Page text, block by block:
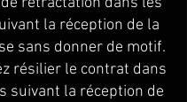
la réception de la
sans donner de motif.
résilier le contrat dans
suivant la réception de